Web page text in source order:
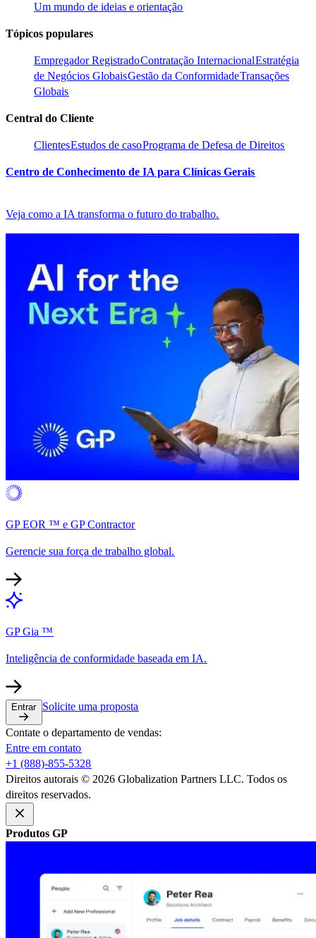
Um mundo de ideias e orientação​​
Tópicos populares​​
Empregador Registrado​​Contratação Internacional​​Estratégia
de Negócios Globais​​Gestão da Conformidade​​Transações
Globais​​
Central do Cliente​​
Clientes​​Estudos de caso​​Programa de Defesa de Direitos​​
Centro de Conhecimento de IA para Clínicas Gerais​​
Veja como a IA transforma o futuro do trabalho.​​
GP EOR ™ e GP Contractor​​
Gerencie sua força de trabalho global.​​
GP Gia ™​​
Inteligência de conformidade baseada em IA.​​
Entrar​​ Solicite uma proposta​​
Contate o departamento de vendas:​​
Entre em contato​​
+1 (888)-855-5328​​
Direitos autorais © 2026 Globalization Partners LLC. Todos os
direitos reservados.​​
Produtos GP​​